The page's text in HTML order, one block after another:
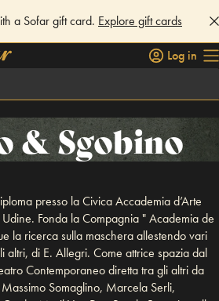
a Sofar gift card. Explore gift cards
Log in
& Sgobino
presso la Civica Accademia d’Arte
Fonda la Compagnia " Academia de
la ricerca sulla maschera allestendo vari
altri, di E. Allegri. Come attrice spazia dal
Contemporaneo diretta tra gli altri da
Somaglino, Marcela Serli,